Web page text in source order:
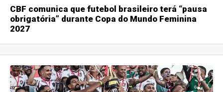
CBF comunica que futebol brasileiro terá “pausa
obrigatória” durante Copa do Mundo Feminina
2027